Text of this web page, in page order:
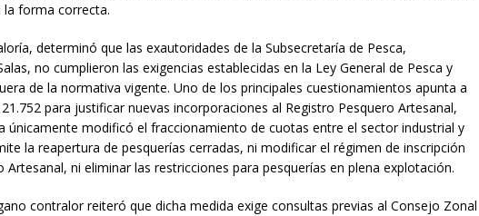
la forma correcta.
determinó que las exautoridades de la Subsecretaría de Pesca,
no cumplieron las exigencias establecidas en la Ley General de Pesca y
de la normativa vigente. Uno de los principales cuestionamientos apunta a
para justificar nuevas incorporaciones al Registro Pesquero Artesanal,
únicamente modificó el fraccionamiento de cuotas entre el sector industrial y
la reapertura de pesquerías cerradas, ni modificar el régimen de inscripción
Artesanal, ni eliminar las restricciones para pesquerías en plena explotación.
contralor reiteró que dicha medida exige consultas previas al Consejo Zonal